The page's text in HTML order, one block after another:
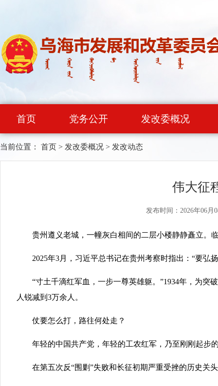
首页 党务公开 发改委概况
当前位置： 首页 > 发改委概况 > 发改动态
伟大征
发布时间：2026年06月
贵州遵义老城，一幢灰白相间的二层小楼静静矗立。临
2025年3月，习近平总书记在贵州考察时指出：“要弘
“寸土千滴红军血，一步一尊英雄躯。”1934年，为突
人锐减到3万余人。
仗要怎么打，路往何处走？
年轻的中国共产党，年轻的工农红军，乃至刚刚起步
在第五次反“围剿”失败和长征初期严重受挫的历史关头